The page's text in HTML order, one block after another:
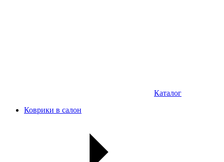
Каталог
Коврики в салон